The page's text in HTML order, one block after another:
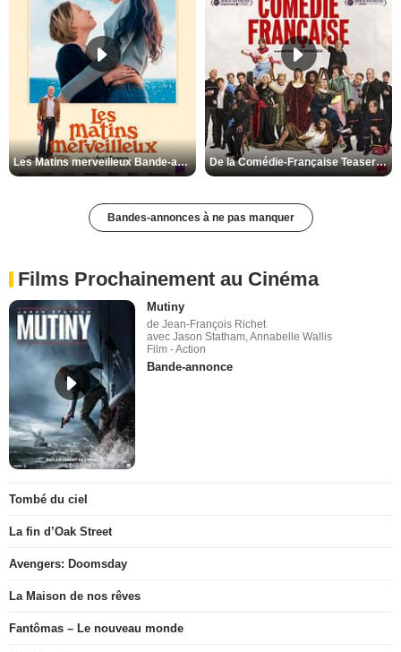
Les Matins merveilleux Bande-annonce VF De la Comédie-Française Teaser VF
Bandes-annonces à ne pas manquer
Films Prochainement au Cinéma
Mutiny
de Jean-François Richet
avec Jason Statham, Annabelle Wallis
Film - Action
Bande-annonce
Tombé du ciel
La fin d’Oak Street
Avengers: Doomsday
La Maison de nos rêves
Fantômas – Le nouveau monde